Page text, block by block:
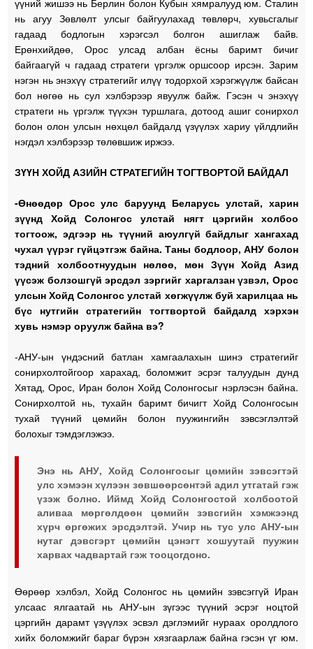
үүний жишээ нь Берлин болон Кубын хямралууд юм. Сталин
нь агуу Зөвлөлт улсыг байгуулахад төвлөрч, хувьсгалыг
гадаад бодлогын хэрэгсэл болгон ашиглаж байв.
Ерөнхийдөө, Орос улсад албан ёсны баримт бичиг
байгаагүй ч гадаад стратеги үргэлж оршсоор ирсэн. Зарим
нэгэн нь энэхүү стратегийг илүү тодорхой хэрэгжүүлж байсан
бол нөгөө нь сул хэлбэрээр явуулж байж. Гэсэн ч энэхүү
стратеги нь үргэлж түүхэн туршлага, дотоод ашиг сонирхол
болон олон улсын нөхцөл байдалд үзүүлэх хариу үйлдлийн
нэгдэл хэлбэрээр төлөвшиж иржээ.
ЗҮҮН ХОЙД АЗИЙН СТРАТЕГИЙН ТОГТВОРТОЙ БАЙДАЛ
-Өнөөдөр Орос улс баруунд Беларусь улстай, харин
зүүнд Хойд Солонгос улстай нягт цэргийн холбоо
тогтоож, эдгээр нь түүний аюулгүй байдлыг хангахад
чухал үүрэг гүйцэтгэж байна. Таны бодлоор, АНУ болон
тэдний холбоотнуудын нөлөө, мөн Зүүн Хойд Азид
үүсэж болзошгүй эрсдэл зэргийг харгалзан үзвэл, Орос
улсын Хойд Солонгос улстай хөгжүүлж буй харилцаа нь
бүс нутгийн стратегийн тогтвортой байдалд хэрхэн
хувь нэмэр оруулж байна вэ?
-АНУ-ын үндэсний батлан хамгаалахын шинэ стратегийг
сонирхолтойгоор харахад, боломжит эсрэг талуудын дунд
Хятад, Орос, Иран болон Хойд Солонгосыг нэрлэсэн байна.
Сонирхолтой нь, тухайн баримт бичигт Хойд Солонгосын
тухай түүний цөмийн болон пуужингийн зэвсэглэлтэй
болохыг тэмдэглэжээ.
Энэ нь АНУ, Хойд Солонгосыг цөмийн зэвсэгтэй
улс хэмээн хүлээн зөвшөөрсөнтэй адил утгатай гэж
үзэж болно. Иймд Хойд Солонгостой холбоотой
аливаа мөргөлдөөн цөмийн зэвсгийн хэмжээнд
хүрч өргөжих эрсдэлтэй. Учир нь тус улс АНУ-ын
нутаг дэвсгэрт цөмийн цэнэгт хошуутай пуужин
харвах чадвартай гэж тооцогдоно.
Өөрөөр хэлбэл, Хойд Солонгос нь цөмийн зэвсэггүй Иран
улсаас ялгаатай нь АНУ-ын зүгээс түүний эсрэг ноцтой
цэргийн дарамт үзүүлэх эсвэл дэглэмийг нураах оролдлого
хийх боломжийг бараг бүрэн хязгаарлаж байна гэсэн үг юм.